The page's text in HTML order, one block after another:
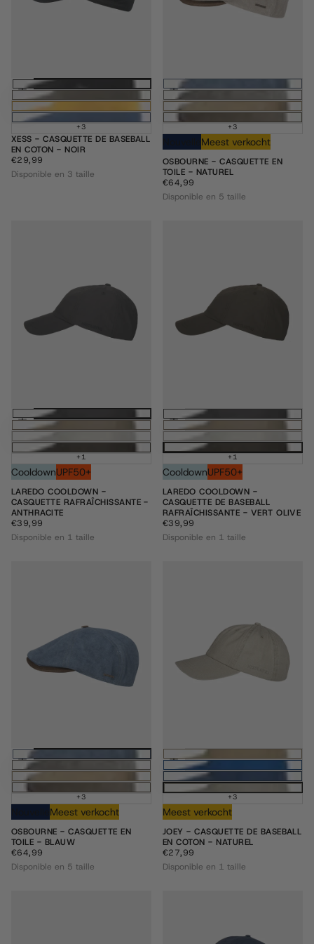
Choisissez des options
+3
XESS - CASQUETTE DE BASEBALL
EN COTON - NOIR
€29,99
PRIX
RÉGULIER
€29,99
Disponible en 3 taille
Choisissez
+3
Meest verkocht
OSBOURNE - CASQUETTE EN
TOILE - NATUREL
€64,99
PRIX
RÉGULIER
€64,99
Disponible en 5 taille
Ajouter au panier
+1
CooldownUPF50+
LAREDO COOLDOWN -
CASQUETTE RAFRAÎCHISSANTE -
ANTHRACITE
€39,99
PRIX
RÉGULIER
€39,99
Disponible en 1 taille
Ajouter au
+1
CooldownUPF50+
LAREDO COOLDOWN -
CASQUETTE DE BASEBALL
RAFRAÎCHISSANTE - VERT OLIVE
€39,99
PRIX
RÉGULIER
€39,99
Disponible en 1 taille
Choisissez des options
+3
Meest verkocht
OSBOURNE - CASQUETTE EN
TOILE - BLAUW
€64,99
PRIX
RÉGULIER
€64,99
Disponible en 5 taille
Ajouter au
+3
Meest verkocht
JOEY - CASQUETTE DE BASEBALL
EN COTON - NATUREL
€27,99
PRIX
RÉGULIER
€27,99
Disponible en 1 taille